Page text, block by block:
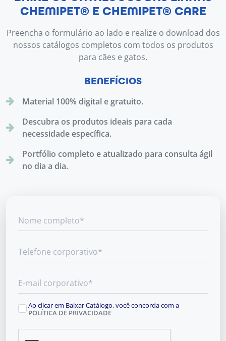
CHEMIPET® E CHEMIPET® CARE
Preencha o formulário ao lado e realize o download dos
nossos catálogos completos com todos os produtos
para cães e gatos.
BENEFÍCIOS
Material 100% digital e gratuito.
Descubra os produtos ideais para cada
necessidade específica.
Portfólio completo e atualizado para consulta ágil
no dia a dia.
Ao clicar em Baixar Catálogo, você concorda com a
POLÍTICA DE PRIVACIDADE